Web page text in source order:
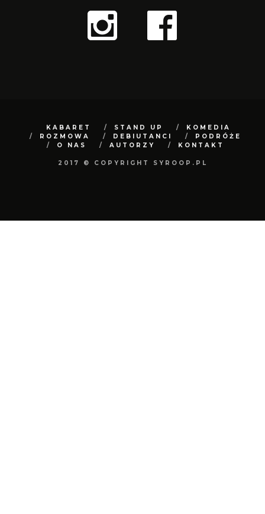
KABARET STAND UP
KOMEDIA
ROZMOWA
DEBIUTANCI
PODRÓŻE
O NAS
AUTORZY KONTAKT
2017 © COPYRIGHT SYROOP.PL